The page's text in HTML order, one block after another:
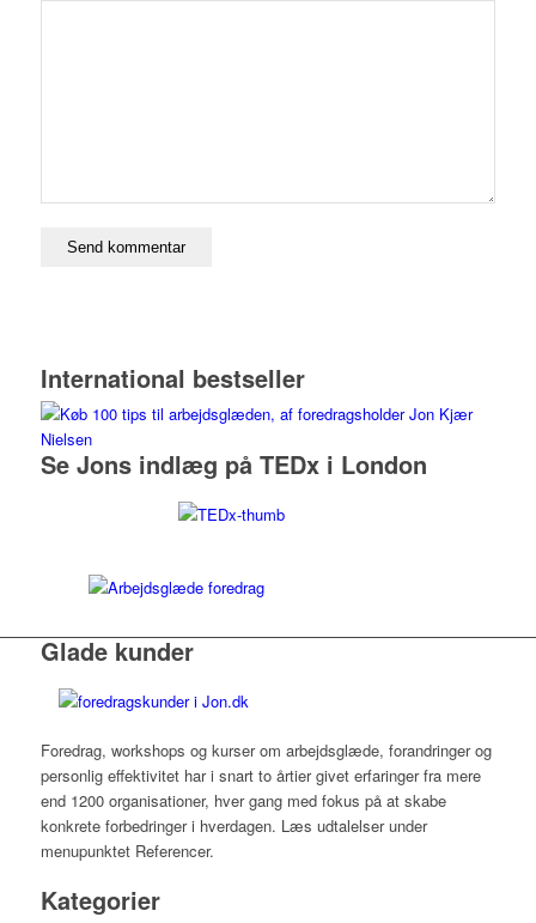
International bestseller
Se Jons indlæg på TEDx i London
Glade kunder
Foredrag, workshops og kurser om arbejdsglæde, forandringer og
personlig effektivitet har i snart to årtier givet erfaringer fra mere
end 1200 organisationer, hver gang med fokus på at skabe
konkrete forbedringer i hverdagen. Læs udtalelser under
menupunktet Referencer.
Kategorier